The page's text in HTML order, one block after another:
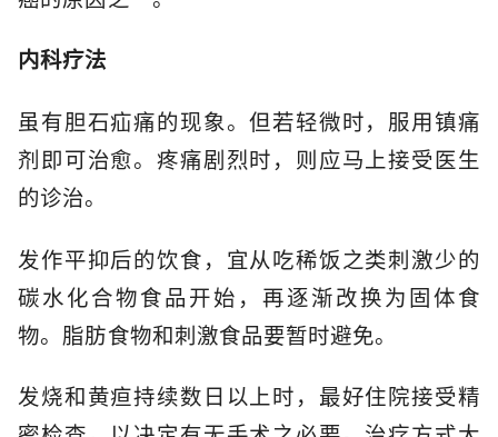
内科疗法
虽有胆石疝痛的现象。但若轻微时，服用镇痛
剂即可治愈。疼痛剧烈时，则应马上接受医生
的诊治。
发作平抑后的饮食，宜从吃稀饭之类刺激少的
碳水化合物食品开始，再逐渐改换为固体食
物。脂肪食物和刺激食品要暂时避免。
发烧和黄疸持续数日以上时，最好住院接受精